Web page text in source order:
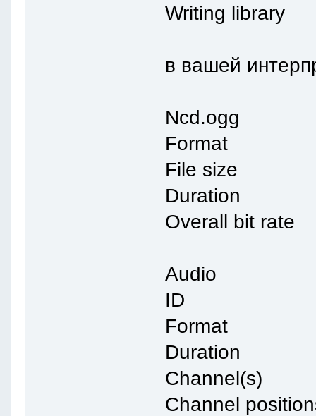
Writing
в вашей
Ncd.ogg
Format
File size :
Duration :
Overall bit
Audio
ID :
Format :
Duration :
Channel